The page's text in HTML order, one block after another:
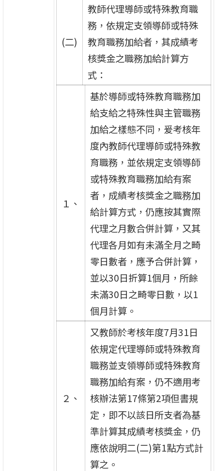
(二)
教師代理導師或特殊教育職
務，依規定支領導師或特殊
教育職務加給者，其成績考
核獎金之職務加給計算方
式：
１、
基於導師或特殊教育職務加
給支給之特殊性與主管職務
加給之樣態不同，爰考核年
度內教師代理導師或特殊教
育職務，並依規定支領導師
或特殊教育職務加給有案
者，成績考核獎金之職務加
給計算方式，仍應按其實際
代理之月數合併計算，又其
代理各月如有未滿全月之畸
零日數者，應予合併計算，
並以30日折算1個月，所餘
未滿30日之畸零日數，以1
個月計算。
２、
又教師於考核年度7月31日
依規定代理導師或特殊教育
職務並支領導師或特殊教育
職務加給有案，仍不適用考
核辦法第17條第2項但書規
定，即不以該日所支者為基
準計算其成績考核獎金，仍
應依說明二(二)第1點方式計
算之。